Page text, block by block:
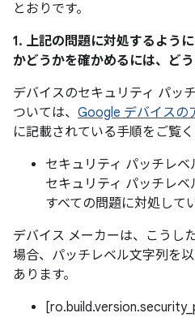
とおりです。
1. 上記の問題に対処するよう
かどうかを確かめるには、ど
デバイスのセキュリティ パッ
ついては、 Google デバイスの
に記載されている手順をご覧く
セキュリティ パッチレ
セキュリティ パッチレ
すべての問題に対処して
デバイス メーカーは、こうし
場合、パッチレベル文字列を
あります。